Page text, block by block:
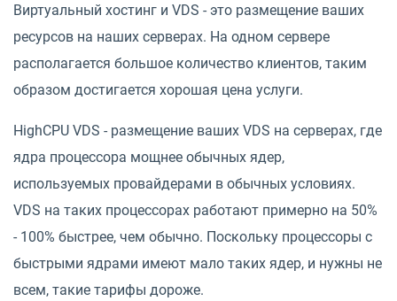
Виртуальный хостинг и VDS - это размещение ваших
ресурсов на наших серверах. На одном сервере
располагается большое количество клиентов, таким
образом достигается хорошая цена услуги.
HighCPU VDS - размещение ваших VDS на серверах, где
ядра процессора мощнее обычных ядер,
используемых провайдерами в обычных условиях.
VDS на таких процессорах работают примерно на 50%
- 100% быстрее, чем обычно. Поскольку процессоры с
быстрыми ядрами имеют мало таких ядер, и нужны не
всем, такие тарифы дороже.